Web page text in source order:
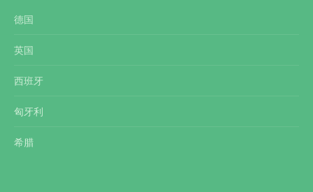
德国
英国
西班牙
匈牙利
希腊